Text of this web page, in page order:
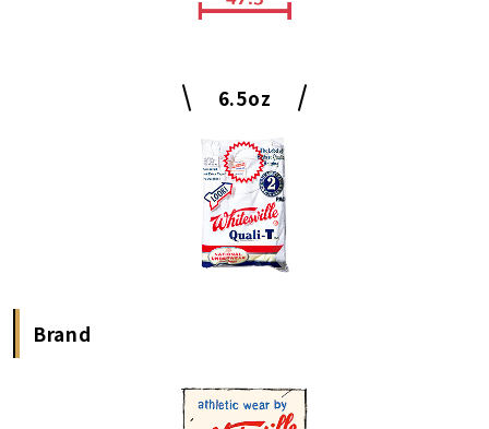
6.5oz
Brand